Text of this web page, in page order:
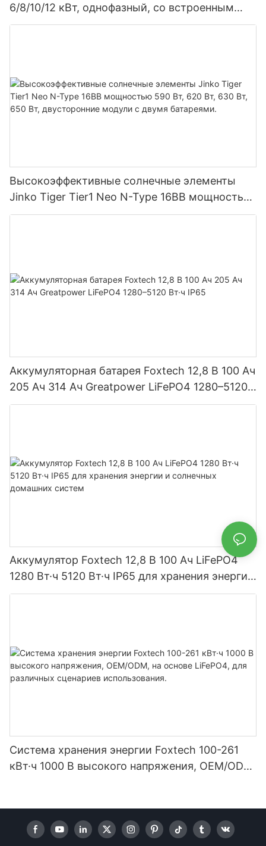
6/8/10/12 кВт, однофазный, со встроенным
MPPT-контроллером, возможность
Высокоэффективные солнечные элементы
Jinko Tiger Tier1 Neo N-Type 16BB мощностью
590 Вт, 620 Вт, 630 Вт, 650 Вт, двусторонние
Аккумуляторная батарея Foxtech 12,8 В 100 Ач
205 Ач 314 Ач Greatpower LiFePO4 1280–5120
Вт·ч IP65
Аккумулятор Foxtech 12,8 В 100 Ач LiFePO4
1280 Вт·ч 5120 Вт·ч IP65 для хранения энергии
и солнечных домашних систем
Система хранения энергии Foxtech 100-261
кВт·ч 1000 В высокого напряжения, OEM/ODM,